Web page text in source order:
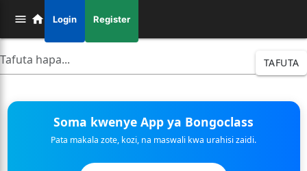
Login Register
TAFUTA
Soma kwenye App ya Bongoclass
Pata makala zote, kozi, na maswali kwa urahisi zaidi.